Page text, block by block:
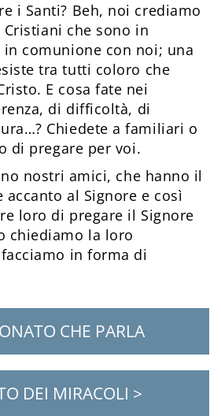
i Santi? Beh, noi crediamo
che sono in
comunione con noi; una
tra tutti coloro che
E cosa fate nei
di difficoltà, di
Chiedete a familiari o
di pregare per voi.
nostri amici, che hanno il
al Signore e così
loro di pregare il Signore
chiediamo la loro
in forma di
CHE PARLA
DEI MIRACOLI >